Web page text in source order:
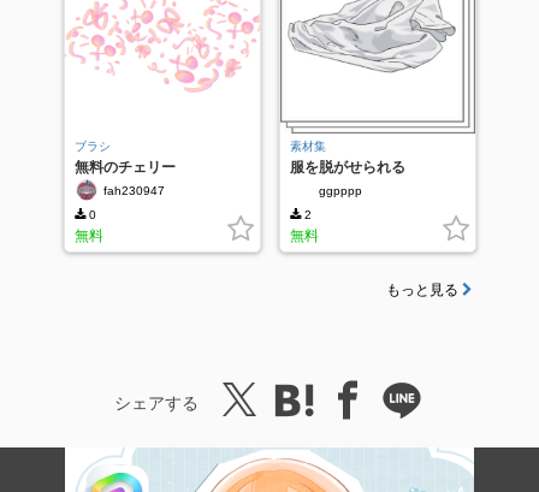
ブラシ
無料のチェリー
fah230947
0
無料
素材集
服を脱がせられる
ggpppp
2
無料
もっと見る
シェアする